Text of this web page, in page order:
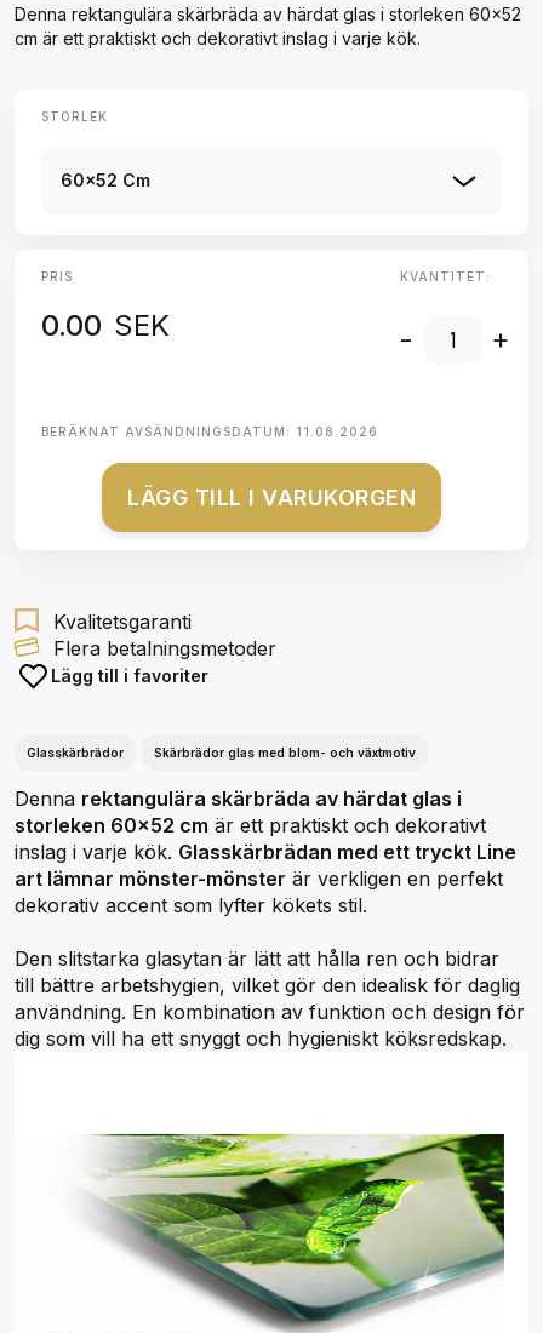
Denna rektangulära skärbräda av härdat glas i storleken 60x52
cm är ett praktiskt och dekorativt inslag i varje kök.
STORLEK
60x52 Cm
PRIS
0.00 SEK
KVANTITET:
- +
BERÄKNAT AVSÄNDNINGSDATUM: 11.08.2026
LÄGG TILL I VARUKORGEN
Kvalitetsgaranti
Flera betalningsmetoder
Lägg till i favoriter
Glasskärbrädor Skärbrädor glas med blom- och växtmotiv
Denna rektangulära skärbräda av härdat glas i
storleken 60x52 cm är ett praktiskt och dekorativt
inslag i varje kök. Glasskärbrädan med ett tryckt Line
art lämnar mönster-mönster är verkligen en perfekt
dekorativ accent som lyfter kökets stil.
Den slitstarka glasytan är lätt att hålla ren och bidrar
till bättre arbetshygien, vilket gör den idealisk för daglig
användning. En kombination av funktion och design för
dig som vill ha ett snyggt och hygieniskt köksredskap.